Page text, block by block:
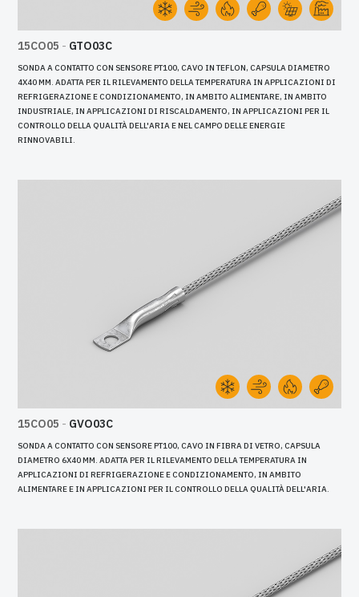
15CO05 - GTO03C
SONDA A CONTATTO CON SENSORE PT100, CAVO IN TEFLON, CAPSULA DIAMETRO
4X40 MM. ADATTA PER IL RILEVAMENTO DELLA TEMPERATURA IN APPLICAZIONI DI
REFRIGERAZIONE E CONDIZIONAMENTO, IN AMBITO ALIMENTARE, IN AMBITO
INDUSTRIALE, IN APPLICAZIONI DI RISCALDAMENTO, IN APPLICAZIONI PER IL
CONTROLLO DELLA QUALITÀ DELL'ARIA E NEL CAMPO DELLE ENERGIE
RINNOVABILI.
15CO05 - GVO03C
SONDA A CONTATTO CON SENSORE PT100, CAVO IN FIBRA DI VETRO, CAPSULA
DIAMETRO 6X40 MM. ADATTA PER IL RILEVAMENTO DELLA TEMPERATURA IN
APPLICAZIONI DI REFRIGERAZIONE E CONDIZIONAMENTO, IN AMBITO
ALIMENTARE E IN APPLICAZIONI PER IL CONTROLLO DELLA QUALITÀ DELL'ARIA.